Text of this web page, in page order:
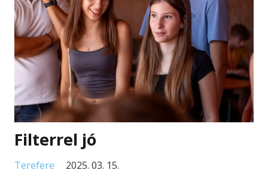
Filterrel jó
Terefere
2025. 03. 15.